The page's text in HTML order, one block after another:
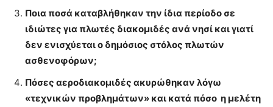
Ποια ποσά καταβλήθηκαν την ίδια περίοδο σε
ιδιώτες για πλωτές διακομιδές ανά νησί και γιατί
δεν ενισχύεται ο δημόσιος στόλος πλωτών
ασθενοφόρων;
Πόσες αεροδιακομιδές ακυρώθηκαν λόγω
«τεχνικών προβλημάτων» και κατά πόσο η μελέτη